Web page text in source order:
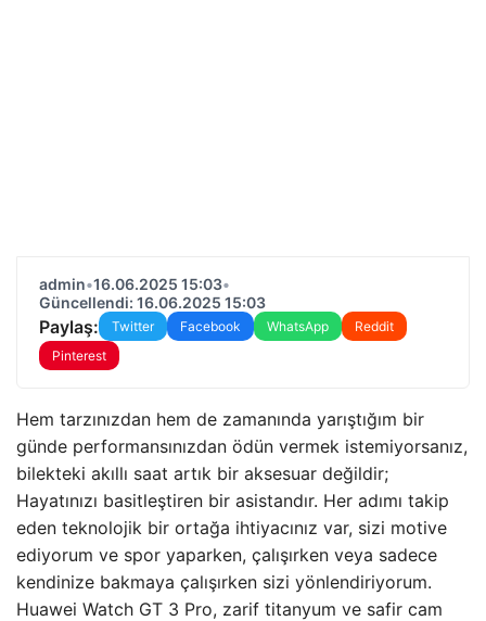
admin•16.06.2025 15:03•
Güncellendi: 16.06.2025 15:03
Paylaş: Twitter Facebook WhatsApp
Reddit
Pinterest
Hem tarzınızdan hem de zamanında yarıştığım bir
günde performansınızdan ödün vermek istemiyorsanız,
bilekteki akıllı saat artık bir aksesuar değildir;
Hayatınızı basitleştiren bir asistandır. Her adımı takip
eden teknolojik bir ortağa ihtiyacınız var, sizi motive
ediyorum ve spor yaparken, çalışırken veya sadece
kendinize bakmaya çalışırken sizi yönlendiriyorum.
Huawei Watch GT 3 Pro, zarif titanyum ve safir cam